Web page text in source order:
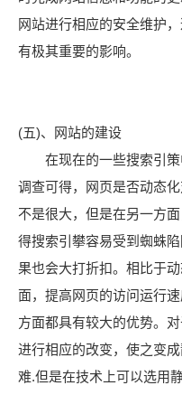
网站进行相应的安全维护
有极其重要的影响。
(五)、网站的建设
在现在的一些搜索引策
调查可得，网页是否动态
不是很大，但是在另一方
得搜索引攀容易受到蜘蛛
果也会大打折扣。相比于
面，提高网页的访问运行
方面都具有较大的优势。
进行相应的改变，使之变
难.但是在技术上可以选用